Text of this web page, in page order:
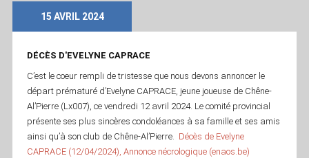
15 AVRIL 2024
DÉCÈS D'EVELYNE CAPRACE
C’est le coeur rempli de tristesse que nous devons annoncer le
départ prématuré d’Evelyne CAPRACE, jeune joueuse de Chêne-
Al’Pierre (Lx007), ce vendredi 12 avril 2024. Le comité provincial
présente ses plus sincères condoléances à sa famille et ses amis
ainsi qu’à son club de Chêne-Al’Pierre. Décès de Evelyne
CAPRACE (12/04/2024), Annonce nécrologique (enaos.be)